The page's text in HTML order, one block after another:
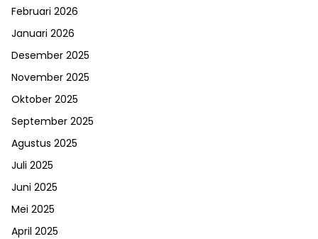
Februari 2026
Januari 2026
Desember 2025
November 2025
Oktober 2025
September 2025
Agustus 2025
Juli 2025
Juni 2025
Mei 2025
April 2025